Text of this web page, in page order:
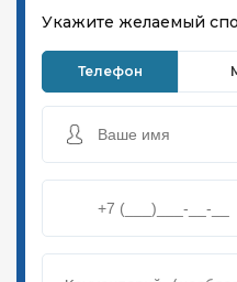
Укажите желаемый
Телефон